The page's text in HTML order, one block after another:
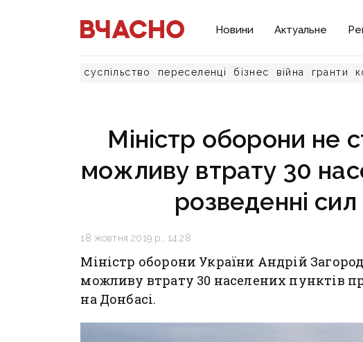
Новини Актуальне
суспільство переселенці бізнес війна гранти
Міністр оборони не
можливу втрату 30
розведенні
18 жовтня 2019 р., 14:28
Міністр оборони України Андрій
можливу втрату 30 населених пунктів
на Донбасі.